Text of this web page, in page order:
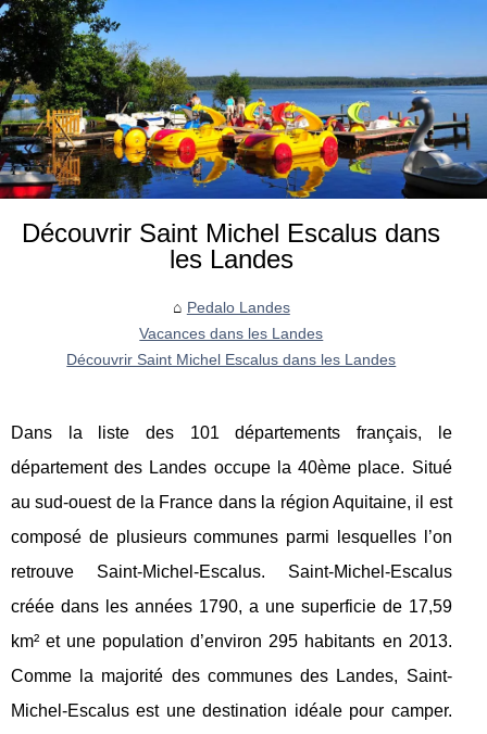
Découvrir Saint Michel Escalus dans
les Landes
Pedalo Landes
Vacances dans les Landes
Découvrir Saint Michel Escalus dans les Landes
Dans la liste des 101 départements français, le
département des Landes occupe la 40ème place. Situé
au sud-ouest de la France dans la région Aquitaine, il est
composé de plusieurs communes parmi lesquelles l’on
retrouve Saint-Michel-Escalus. Saint-Michel-Escalus
créée dans les années 1790, a une superficie de 17,59
km² et une population d’environ 295 habitants en 2013.
Comme la majorité des communes des Landes, Saint-
Michel-Escalus est une destination idéale pour camper.